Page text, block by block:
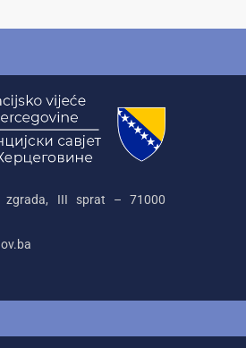
zgrada, III sprat – 71000‌